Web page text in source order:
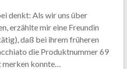
denkt: Als wir uns über
erzählte mir eine Freundin
daß bei ihrem früheren
die Produktnummer 69
merken konnte…